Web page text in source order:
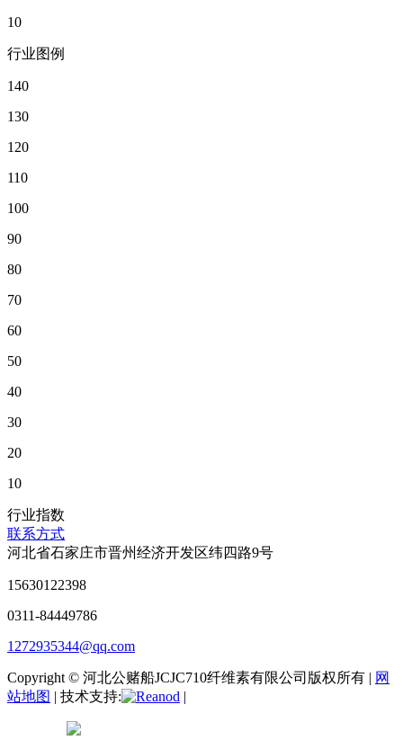
10
行业图例
140
130
120
110
100
90
80
70
60
50
40
30
20
10
行业指数
联系方式
河北省石家庄市晋州经济开发区纬四路9号
15630122398
0311-84449786
1272935344@qq.com
Copyright © 河北公赌船JCJC710纤维素有限公司版权所有 | 网
站地图 | 技术支持: |